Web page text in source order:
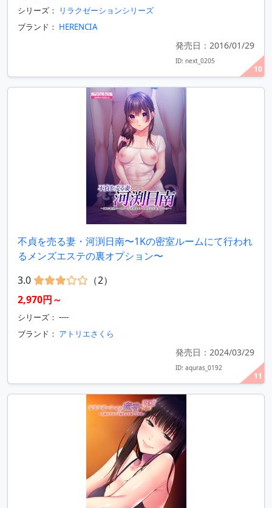
10
シリーズ：
リラクゼーションシリーズ
ブランド： HERENCIA
発売日：2016/01/29
ID: next_0205
11
不貞を売る妻・河渕日南〜1Kの密室ルームにて行われ
るメンズエステの裏オプション〜
3.0
（2）
2,970円～
シリーズ： ----
ブランド： アトリエさくら
発売日：2024/03/29
ID: aquras_0192